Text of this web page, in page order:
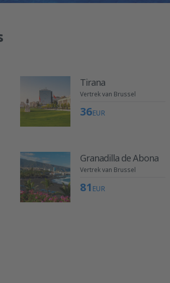
Tirana
Vertrek van Brussel
36EUR
Granadilla de Abona
Vertrek van Brussel
81 EUR